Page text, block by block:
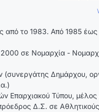
από το 1983. Από 1985
σε Νομαρχία -
Δημάρχου,
Επαρχιακού Τύπου,
Δ.Σ. σε